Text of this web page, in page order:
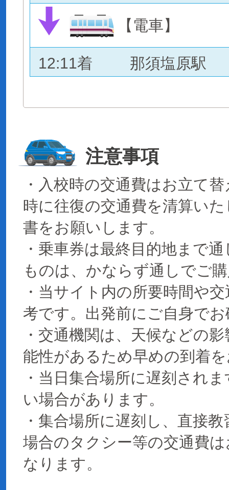
【電車】
12:11着 那須塩原駅
注意事項
・入校時の交通費はお立て
時に往復の交通費を清算い
書をお願いします。
・乗車券は最終目的地まで
ものは、かならず通しでご
・当サイト内の所要時間や
考です。出発前にご自身で
・交通機関は、天候などの
能性があるため早めの到着
・当日集合場所に遅刻され
い場合があります。
・集合場所に遅刻し、直接
場合のタクシー等の交通費
なります。